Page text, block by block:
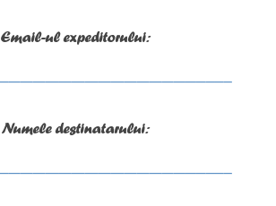
Email-ul expeditorului:
Numele destinatarului: